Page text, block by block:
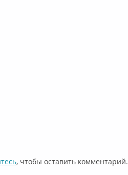
, чтобы оставить комментарий.